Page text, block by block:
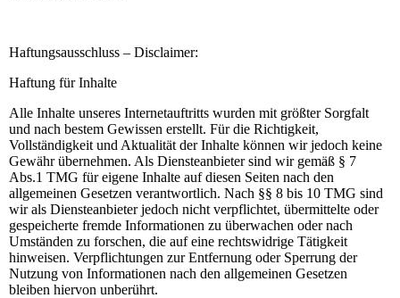
Haftungsausschluss – Disclaimer:
Haftung für Inhalte
Alle Inhalte unseres Internetauftritts wurden mit größter Sorgfalt
und nach bestem Gewissen erstellt. Für die Richtigkeit,
Vollständigkeit und Aktualität der Inhalte können wir jedoch keine
Gewähr übernehmen. Als Diensteanbieter sind wir gemäß § 7
Abs.1 TMG für eigene Inhalte auf diesen Seiten nach den
allgemeinen Gesetzen verantwortlich. Nach §§ 8 bis 10 TMG sind
wir als Diensteanbieter jedoch nicht verpflichtet, übermittelte oder
gespeicherte fremde Informationen zu überwachen oder nach
Umständen zu forschen, die auf eine rechtswidrige Tätigkeit
hinweisen. Verpflichtungen zur Entfernung oder Sperrung der
Nutzung von Informationen nach den allgemeinen Gesetzen
bleiben hiervon unberührt.